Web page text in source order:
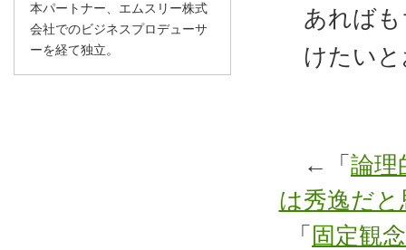
あれば
けたい
←「 論理
は秀逸だ
「 固定観
本パートナー、エムスリー株式
会社でのビジネスプロデューサ
ーを経て独立。